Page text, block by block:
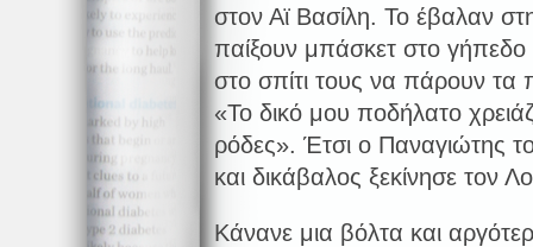
στον Αϊ Βασίλη. Το έβαλαν
παίξουν μπάσκετ στο
στο σπίτι τους να πάρουν
«Το δικό μου ποδήλατο
ρόδες». Έτσι ο Παναγιώτης
και δικάβαλος ξεκίνησε τον
Κάνανε μια βόλτα και